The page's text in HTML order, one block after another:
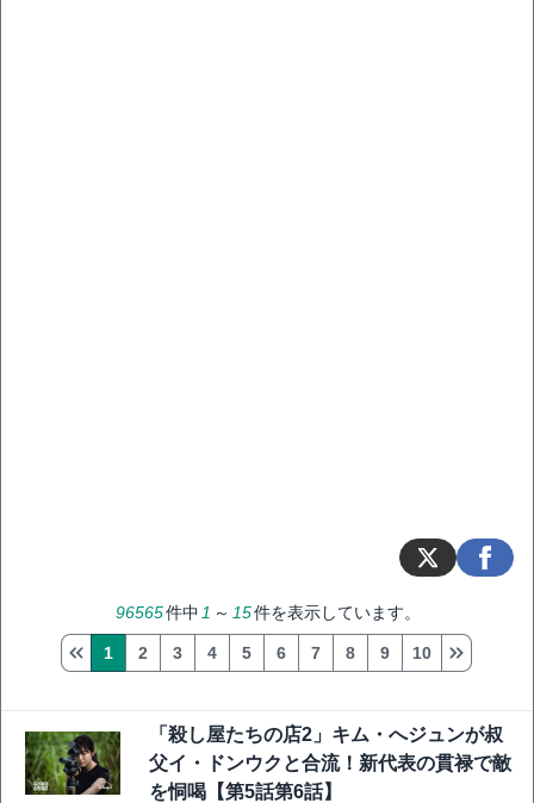
96565件中 1 ～ 15件を表示しています。
1 2 3 4 5 6 7 8 9 10
「殺し屋たちの店2」キム・へジュンが叔
父イ・ドンウクと合流！新代表の貫禄で敵
を恫喝【第5話第6話】